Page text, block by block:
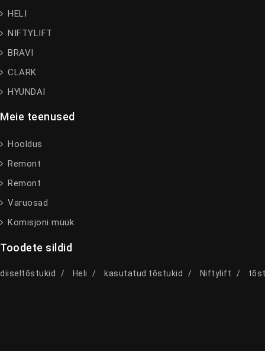
HELI
NIFTYLIFT
BRAVI
CLARK
HYUNDAI
Meie teenused
Hooldus
Remont
Remont
Varuosad
Komisjoni müük
Toodete sildid
diiseltõstukid Heli kasutatud tõstukid Niftylift